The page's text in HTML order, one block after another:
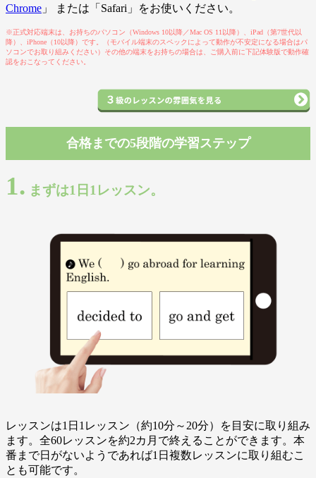
Chrome 」 または「Safari」をお使いください。
※正式対応端末は、お持ちのパソコン（Windows 10以降／Mac OS 11以降）、iPad（第7世代以
降）、iPhone（10以降）です。（モバイル端末のスペックによって動作が不安定になる場合はパ
ソコンでお取り組みください）その他の端末をお持ちの場合は、ご購入前に下記体験版で動作確
認をおこなってください。
合格までの5段階の学習ステップ
1. まずは1日1レッスン。
レッスンは1日1レッスン（約10分～20分）を目安に取り組み
ます。全60レッスンを約2カ月で終えることができます。本
番まで日がないようであれば1日複数レッスンに取り組むこ
とも可能です。